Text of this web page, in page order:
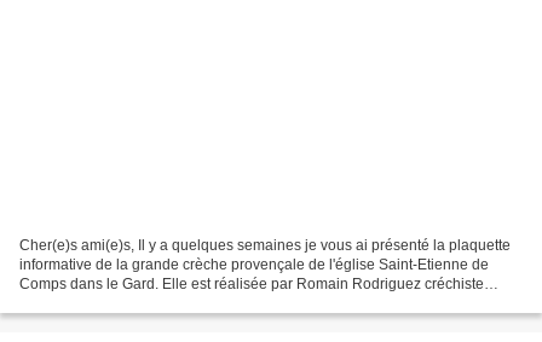
Cher(e)s ami(e)s, Il y a quelques semaines je vous ai présenté la plaquette
informative de la grande crèche provençale de l'église Saint-Etienne de
Comps dans le Gard. Elle est réalisée par Romain Rodriguez créchiste